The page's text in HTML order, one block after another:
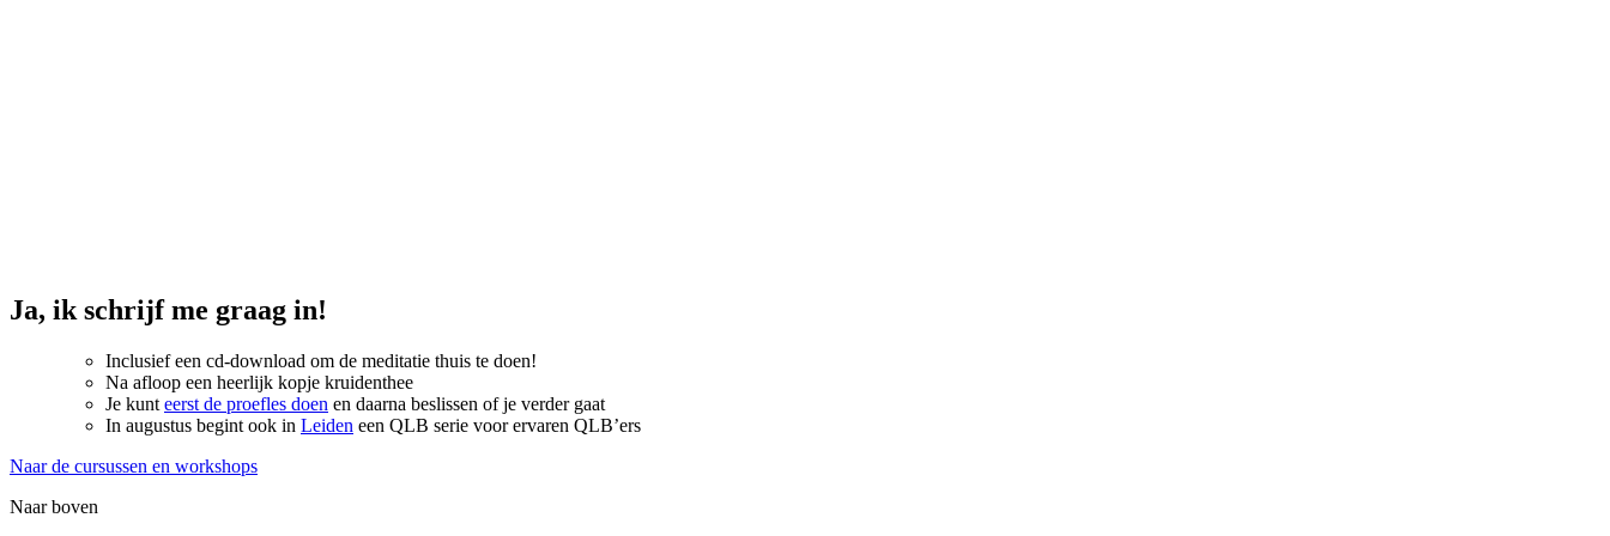
Ja, ik schrijf me graag in!
Inclusief een cd-download om de meditatie thuis te doen!
Na afloop een heerlijk kopje kruidenthee
Je kunt eerst de proefles doen en daarna beslissen of je verder gaat
In augustus begint ook in Leiden een QLB serie voor ervaren QLB’ers
Naar de cursussen en workshops
Naar boven